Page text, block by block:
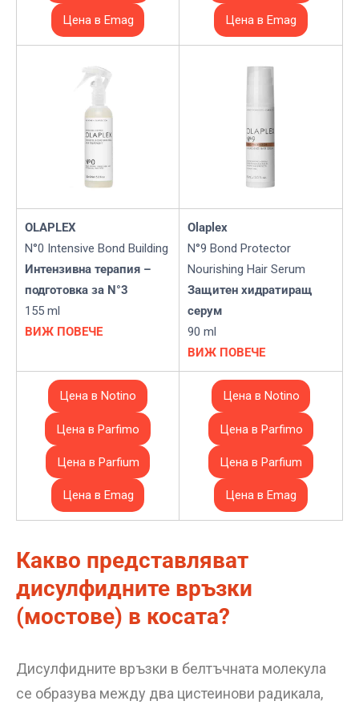
Цена в Emag Цена в Emag
OLAPLEX
N°0 Intensive Bond Building
Интензивна терапия –
подготовка за N°3
155 ml
ВИЖ ПОВЕЧЕ
Olaplex
N°9 Bond Protector
Nourishing Hair Serum
Защитен хидратиращ
серум
90 ml
ВИЖ ПОВЕЧЕ
Цена в Notino
Цена в Parfimo
Цена в Parfium
Цена в Emag
Цена в Notino
Цена в Parfimo
Цена в Parfium
Цена в Emag
Какво представляват
дисулфидните връзки
(мостове) в косата?
Дисулфидните връзки в белтъчната молекула
се образува между два цистеинови радикала,